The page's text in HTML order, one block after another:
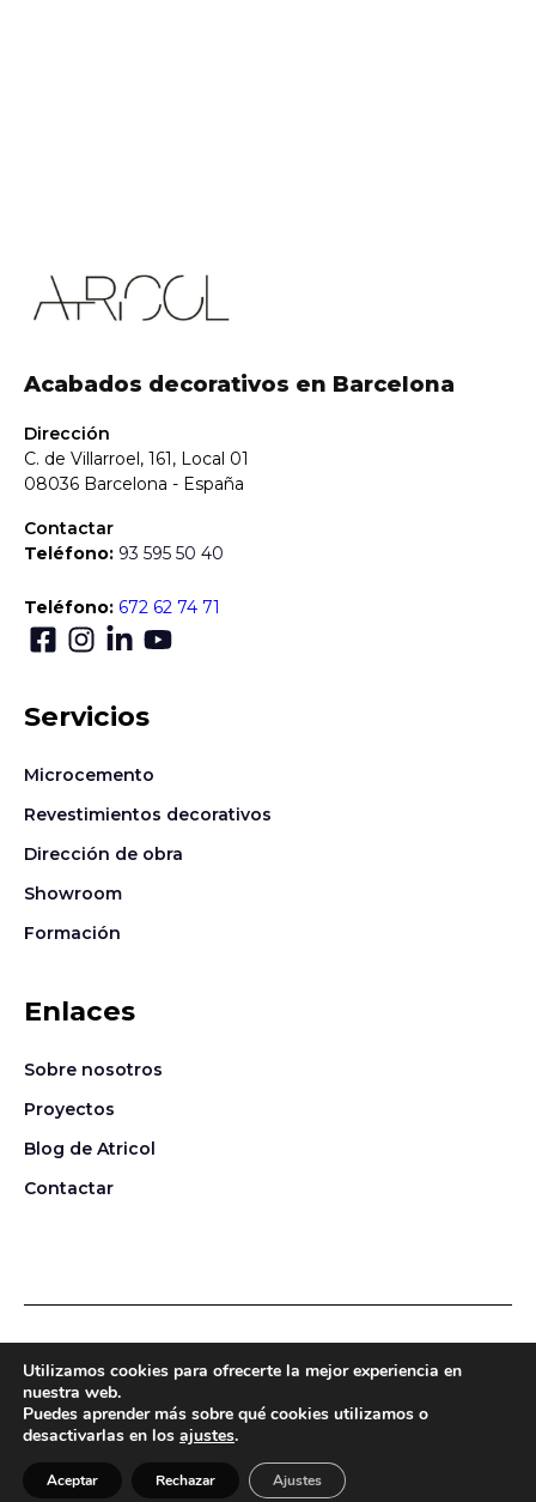
Acabados decorativos en Barcelona
Dirección
C. de Villarroel, 161, Local 01
08036 Barcelona - España
Contactar
Teléfono: 93 595 50 40
Teléfono: 672 62 74 71
Servicios
Microcemento
Revestimientos decorativos
Dirección de obra
Showroom
Formación
Enlaces
Sobre nosotros
Proyectos
Blog de Atricol
Contactar
© 2026Atricol Project Solution, S.L.Todos los derechos
reservados · Desarrollado por [gpc studio]*
Política de privacidadPolítica de cookiesAviso legal
Utilizamos cookies para ofrecerte la mejor experiencia en
nuestra web.
Puedes aprender más sobre qué cookies utilizamos o
desactivarlas en los ajustes.
Aceptar Rechazar Ajustes